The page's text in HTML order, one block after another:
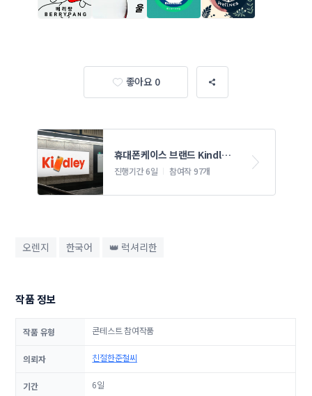
좋아요 0
휴대폰케이스 브랜드 Kindley
로고 콘테스트
진행기간 6일 참여작 97개
오렌지 한국어 👑 럭셔리한
작품 정보
작품 유형 콘테스트 참여작품
의뢰자 친절한준철씨
기간 6일